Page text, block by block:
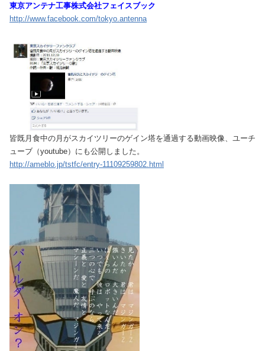
東京アンテナ工事株式会社フェイスブック
http://www.facebook.com/tokyo.antenna
皆既月食中の月がスカイツリーのゲイン塔を通​過する動画映像、ユーチ
ューブ（youtube）にも公開しました。
http://ameblo.jp/tstfc/entry-11109259802.html